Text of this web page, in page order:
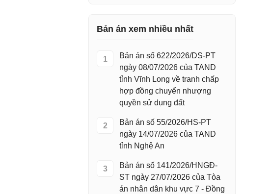
Bản án xem nhiều nhất
1
Bản án số 622/2026/DS-PT
ngày 08/07/2026 của TAND
tỉnh Vĩnh Long về tranh chấp
hợp đồng chuyển nhượng
quyền sử dụng đất
2
Bản án số 55/2026/HS-PT
ngày 14/07/2026 của TAND
tỉnh Nghệ An
3
Bản án số 141/2026/HNGĐ-
ST ngày 27/07/2026 của Tòa
án nhân dân khu vực 7 - Đồng